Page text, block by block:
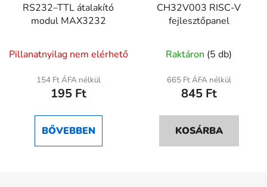
RS232–TTL átalakító
modul MAX3232
Pillanatnyilag nem elérhető
154 Ft ÁFA nélkül
195 Ft
BŐVEBBEN
CH32V003 RISC-V
fejlesztőpanel
Raktáron (5 db)
665 Ft ÁFA nélkül
845 Ft
KOSÁRBA